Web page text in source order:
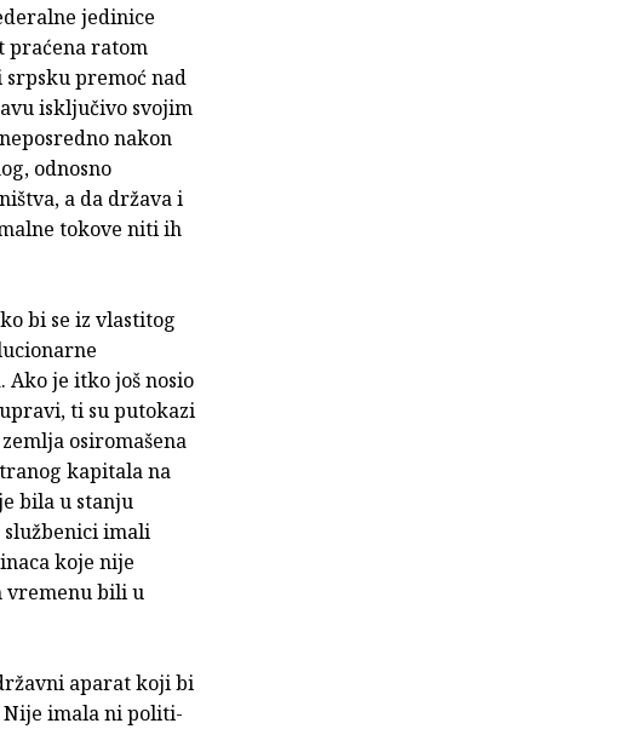
jedinice
praćena ratom
premoć nad
isključivo svojim
nakon
odnosno
a da država i
tokove niti ih
bi se iz vlastitog
je itko još nosio
ti su putokazi
osiromašena
kapitala na
bila u stanju
službenici imali
koje nije
vremenu bili u
aparat koji bi
Nije imala ni politi­